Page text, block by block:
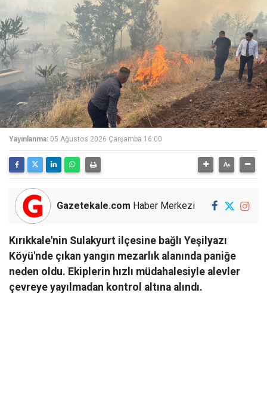
Yayınlanma: 05 Ağustos 2026 Çarşamba 16:00
Gazetekale.com Haber Merkezi
Kırıkkale'nin Sulakyurt ilçesine bağlı Yeşilyazı
Köyü'nde çıkan yangın mezarlık alanında paniğe
neden oldu. Ekiplerin hızlı müdahalesiyle alevler
çevreye yayılmadan kontrol altına alındı.